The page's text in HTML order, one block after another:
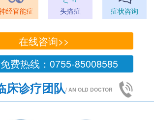
经官能症 头痛症 症状咨询
在线咨询>>
费热线：0755-85008585
床诊疗团队/ AN OLD DOCTOR